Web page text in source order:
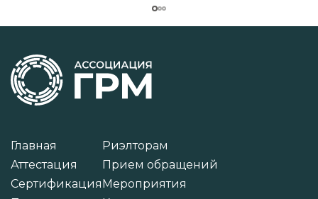
Главная
Аттестация
Сертификация
Риэлторам
Прием обращений
Мероприятия